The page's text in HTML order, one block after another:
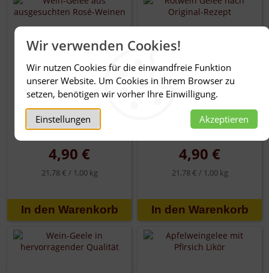
Wir verwenden Cookies!
Wir nutzen Cookies für die einwandfreie Funktion
unserer Website. Um Cookies in Ihrem Browser zu
setzen, benötigen wir vorher Ihre Einwilligung.
Einstellungen Akzeptieren
Weingelee rosé
4,90 €
21,78 € / 1,00 kg
Weingelee rot
4,90 €
21,78 € / 1,00 kg